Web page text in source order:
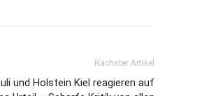
Nächster Artikel
und Holstein Kiel reagieren auf